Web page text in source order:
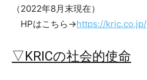
（2022年8月末現在）
HPはこちら→https://kric.co.jp/
▽KRICの社会的使命